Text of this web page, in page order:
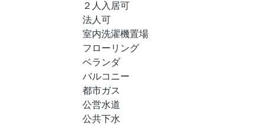
２人入居可
法人可
室内洗濯機置場
フローリング
ベランダ
バルコニー
都市ガス
公営水道
公共下水